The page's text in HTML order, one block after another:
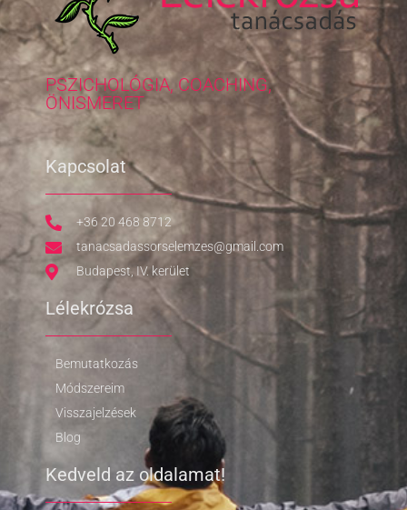
PSZICHOLÓGIA, COACHING,
ÖNISMERET
Kapcsolat
+36 20 468 8712
tanacsadassorselemzes@gmail.com
Budapest, IV. kerület
Lélekrózsa
Bemutatkozás
Módszereim
Visszajelzések
Blog
Kedveld az oldalamat!